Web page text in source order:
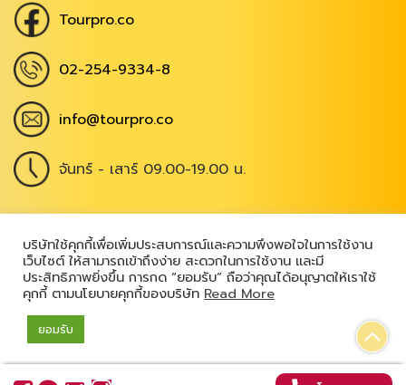
บริษัทใช้คุกกี้เพื่อเพิ่มประสบการณ์และความพึงพอใจในการใช้งาน
เว็บไซต์ ให้สามารถเข้าถึงง่าย สะดวกในการใช้งาน และมี
ประสิทธิภาพยิ่งขึ้น การกด “ยอมรับ” ถือว่าคุณได้อนุญาตให้เราใช้
คุกกี้ ตามนโยบายคุกกี้ของบริษัท Read More
ยอมรับ
Tourpro.co
02-254-9334-8
info@tourpro.co
จันทร์ - เสาร์ 09.00-19.00 น.
Copyright @ 2026 , All Rights Reserved|
เข้าสู่ระบบ